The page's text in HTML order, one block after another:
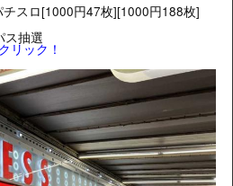
スロ[1000円47枚][1000円188枚]
ス抽選
リック！